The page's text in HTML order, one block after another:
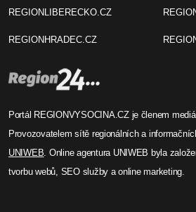
REGIONLIBERECKO.CZ
REGIONHRADEC.CZ
Portál REGIONVYSOCINA.CZ je členem
Provozovatelem sítě regionálních a
UNIWEB . Online agentura UNIWEB byla
tvorbu webů, SEO služby a online marketing.